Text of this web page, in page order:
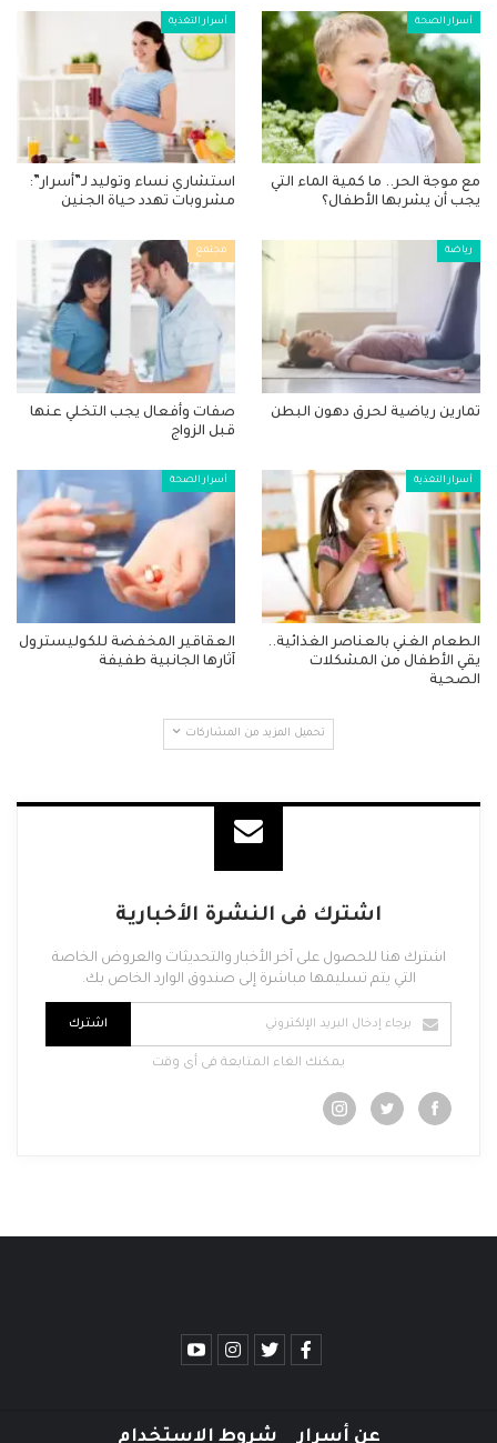
أسرار الصحة
مع موجة الحر.. ما كمية الماء التي
يجب أن يشربها الأطفال؟
أسرار التغذية
استشاري نساء وتوليد لـ”أسرار”:
مشروبات تهدد حياة الجنين
رياضة
تمارين رياضية لحرق دهون البطن
مجتمع
صفات وأفعال يجب التخلي عنها
قبل الزواج
أسرار التغذية
الطعام الغني بالعناصر الغذائية..
يقي الأطفال من المشكلات
الصحية
أسرار الصحة
العقاقير المخفضة للكوليسترول
آثارها الجانبية طفيفة
تحميل المزيد من المشاركات
اشترك فى النشرة الأخبارية
اشترك هنا للحصول على آخر الأخبار والتحديثات والعروض الخاصة
التي يتم تسليمها مباشرة إلى صندوق الوارد الخاص بك.
اشترك
يمكنك الغاء المتابعة فى أى وقت
عن أسرار شروط الاستخدام